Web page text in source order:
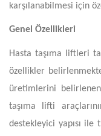
karşılanabilmesi için
Genel Özellikleri
Hasta taşıma liftleri
özellikler
üretimlerini belirlenen
taşıma lifti
destekleyici yapısı ile